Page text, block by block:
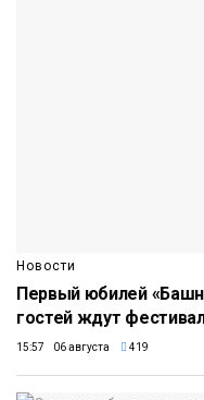
Новости
Первый юбилей
гостей ждут
15:57 06 августа 419